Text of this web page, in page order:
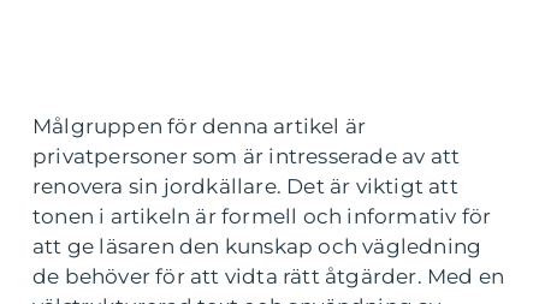
Målgruppen för denna artikel är
privatpersoner som är intresserade av att
renovera sin jordkällare. Det är viktigt att
tonen i artikeln är formell och informativ för
att ge läsaren den kunskap och vägledning
de behöver för att vidta rätt åtgärder. Med en